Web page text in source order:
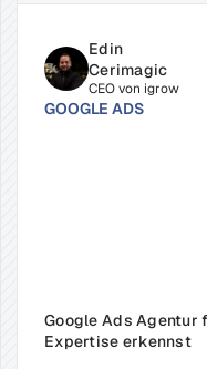
Edin
Cerimagic
CEO von igrow
GOOGLE ADS
Google Ads Agentur
Expertise erkennst